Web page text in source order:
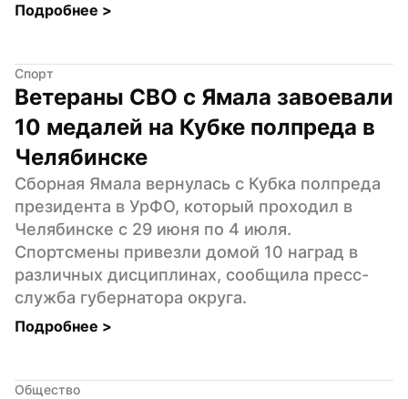
Подробнее >
Спорт
Ветераны СВО с Ямала завоевали
10 медалей на Кубке полпреда в
Челябинске
Сборная Ямала вернулась с Кубка полпреда
президента в УрФО, который проходил в
Челябинске с 29 июня по 4 июля.
Спортсмены привезли домой 10 наград в
различных дисциплинах, сообщила пресс-
служба губернатора округа.
Подробнее >
Общество